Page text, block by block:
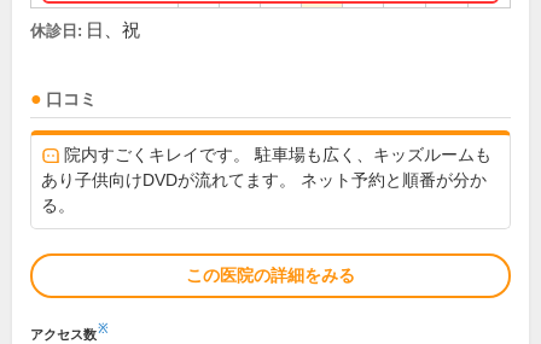
休診日: 日、祝
口コミ
院内すごくキレイです。 駐車場も広く、キッズルームも
あり子供向けDVDが流れてます。 ネット予約と順番が分か
る。
この医院の詳細をみる
アクセス数※